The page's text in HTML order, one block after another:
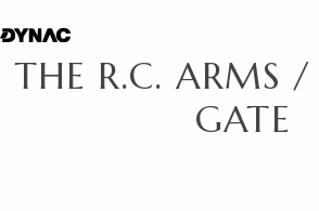
THE R.C. ARMS /
GATE